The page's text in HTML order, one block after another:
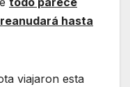
hasta
viajaron esta